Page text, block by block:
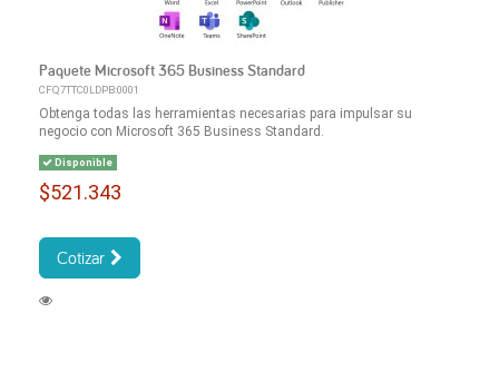
Paquete Microsoft 365 Business Standard
CFQ7TTC0LDPB:0001
Obtenga todas las herramientas necesarias para impulsar su
negocio con Microsoft 365 Business Standard.
Disponible
$521.343
Cotizar